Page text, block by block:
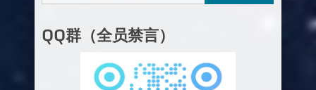
QQ群（全员禁言）